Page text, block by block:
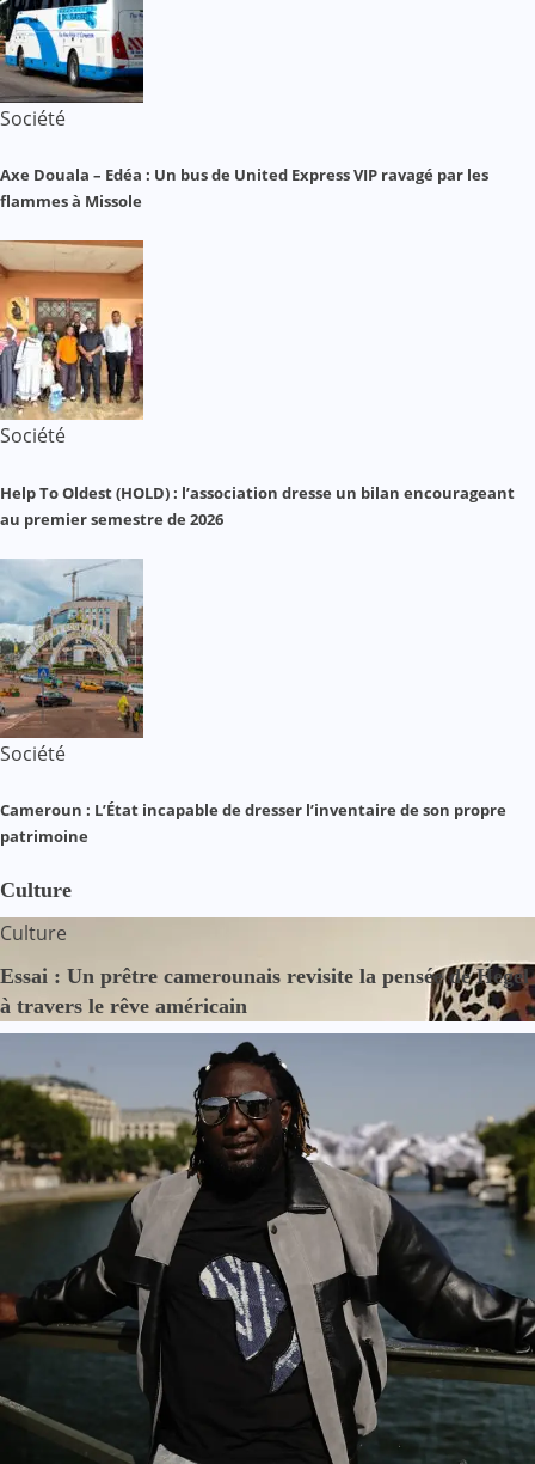
Société
Axe Douala – Edéa : Un bus de United Express VIP ravagé par les
flammes à Missole
Société
Help To Oldest (HOLD) : l’association dresse un bilan encourageant
au premier semestre de 2026
Société
Cameroun : L’État incapable de dresser l’inventaire de son propre
patrimoine
Culture
Culture
Essai : Un prêtre camerounais revisite la pensée de Hegel
à travers le rêve américain